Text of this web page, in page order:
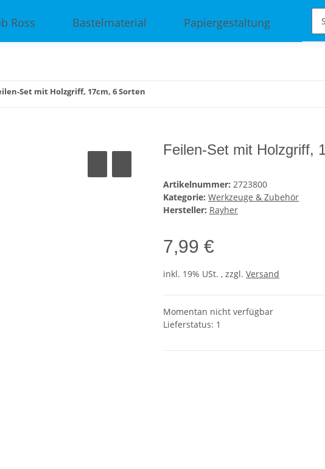
Ross Bastelmaterial Papiergestaltung
Set mit Holzgriff, 17cm, 6 Sorten
Feilen-Set mit Holzgriff,
Artikelnummer: 2723800
Kategorie: Werkzeuge & Zubehör
Hersteller: Rayher
7,99 €
inkl. 19% USt. , zzgl. Versand
Momentan nicht verfügbar
Lieferstatus: 1